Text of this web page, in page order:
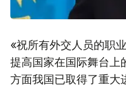
«祝所有外交人员的职
提高国家在国际舞台上
方面我国已取得了重大